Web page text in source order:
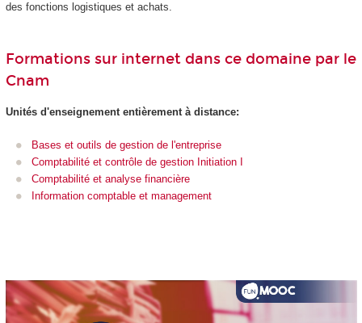
des fonctions logistiques et achats.
Formations sur internet dans ce domaine par le
Cnam
Unités d'enseignemententièrement à distance:
Bases et outils de gestion de l'entreprise
Comptabilité et contrôle de gestion Initiation I
Comptabilité et analyse financière
Information comptable et management